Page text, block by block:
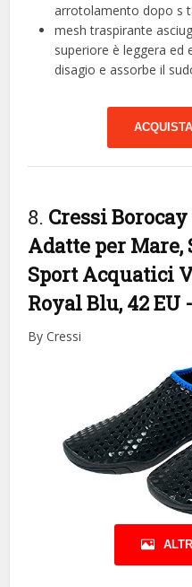
arrotolamento dopo s
mesh traspirante
superiore è leggera ed
disagio e assorbe il
8. Cressi
Adatte per Mare,
Sport Acquatici
Royal Blu, 42 EU
By Cressi